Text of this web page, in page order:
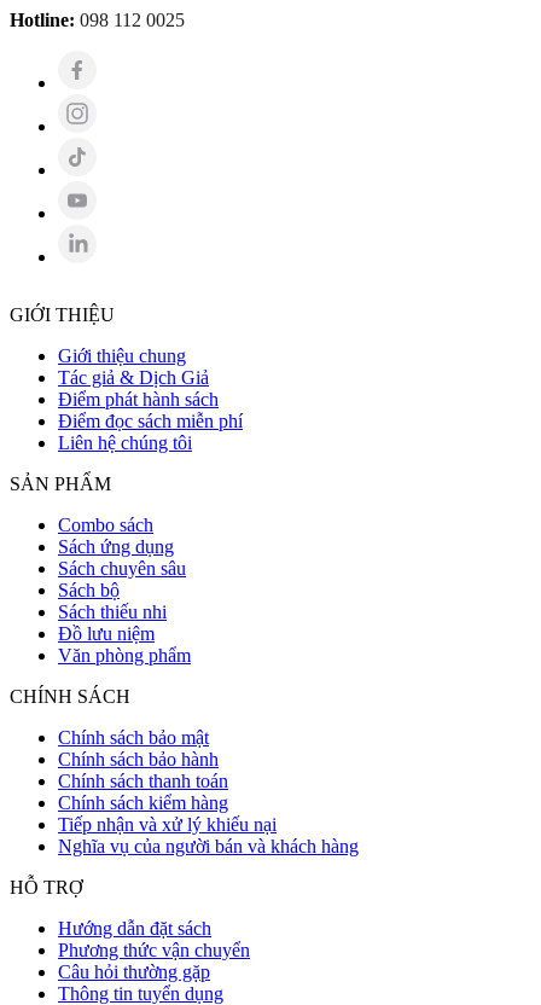
Hotline: 098 112 0025
GIỚI THIỆU
Giới thiệu chung
Tác giả & Dịch Giả
Điểm phát hành sách
Điểm đọc sách miễn phí
Liên hệ chúng tôi
SẢN PHẨM
Combo sách
Sách ứng dụng
Sách chuyên sâu
Sách bộ
Sách thiếu nhi
Đồ lưu niệm
Văn phòng phẩm
CHÍNH SÁCH
Chính sách bảo mật
Chính sách bảo hành
Chính sách thanh toán
Chính sách kiểm hàng
Tiếp nhận và xử lý khiếu nại
Nghĩa vụ của người bán và khách hàng
HỖ TRỢ
Hướng dẫn đặt sách
Phương thức vận chuyển
Câu hỏi thường gặp
Thông tin tuyển dụng